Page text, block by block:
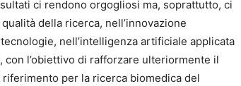
ci rendono orgogliosi ma, soprattutto, ci
della ricerca, nell’innovazione
nell’intelligenza artificiale applicata
l’obiettivo di rafforzare ulteriormente il
per la ricerca biomedica del